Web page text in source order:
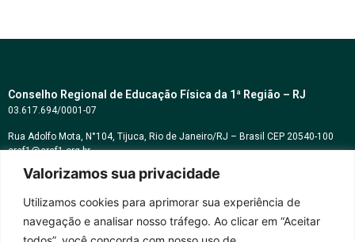
Valorizamos sua privacidade
Utilizamos cookies para aprimorar sua experiência de
navegação e analisar nosso tráfego. Ao clicar em “Aceitar
Conselho Regional de Educação Física da 1ª Região – RJ
03.617.694/0001-07
Rua Adolfo Mota, N°104, Tijuca, Rio de Janeiro/RJ – Brasil CEP 20540-100
cref1@cref1.org.br
Assessoria de comunicação:
Horários de atendimento: